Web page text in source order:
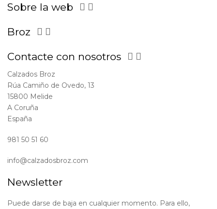
Sobre la web  
Broz  
Contacte con nosotros  
Calzados Broz
Rúa Camiño de Ovedo, 13
15800 Melide
A Coruña
España
981 50 51 60
info@calzadosbroz.com
Newsletter
Puede darse de baja en cualquier momento. Para ello,